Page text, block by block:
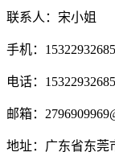
联系人：宋小姐
手机：15322932685
电话：15322932685
邮箱：
地址：广东省东莞